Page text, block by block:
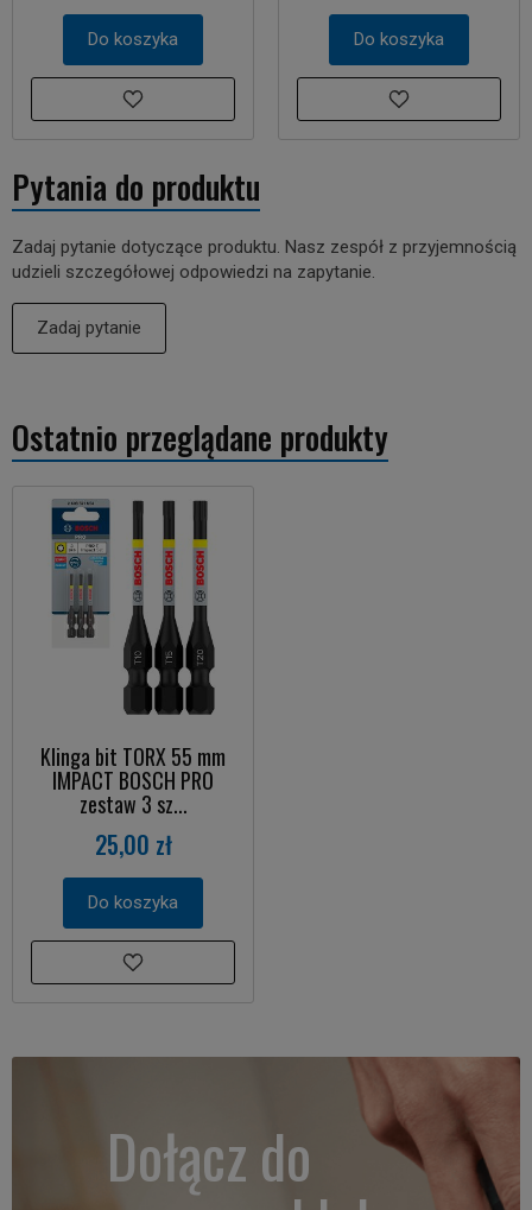
Do koszyka Do koszyka
Pytania do produktu
Zadaj pytanie dotyczące produktu. Nasz zespół z przyjemnością
udzieli szczegółowej odpowiedzi na zapytanie.
Zadaj pytanie
Ostatnio przeglądane produkty
Klinga bit TORX 55 mm
IMPACT BOSCH PRO
zestaw 3 sz...
25,00 zł
Do koszyka
Dołącz do